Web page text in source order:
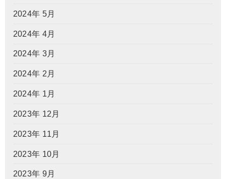
2024年 5月
2024年 4月
2024年 3月
2024年 2月
2024年 1月
2023年 12月
2023年 11月
2023年 10月
2023年 9月